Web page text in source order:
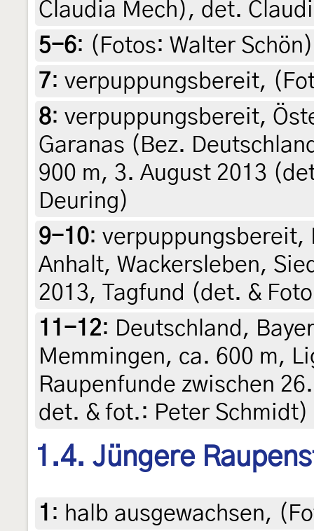
Claudia Mech), det.
5-6: (Fotos: Walter Schön)
7: verpuppungsbereit,
8: verpuppungsbereit,
Garanas (Bez.
900 m, 3. August 2013
Deuring)
9-10: verpuppungsbereit,
Anhalt, Wackersleben,
2013, Tagfund (det. &
11-12: Deutschland,
Memmingen, ca. 600 m,
Raupenfunde zwischen
det. & fot.: Peter Schmidt)
1.4. Jüngere
1 : halb ausgewachsen,